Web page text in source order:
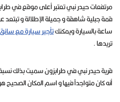
مرتفعات حيدر نبي تعتبر أعلى موقع في
ساعة بالسيارة ويمكنكتأجير سيارة مع
تريدها .
قرية حيدر نبي في طرابزون سميت بذلك
أنه كان متواجداً فيها و اسم المكان